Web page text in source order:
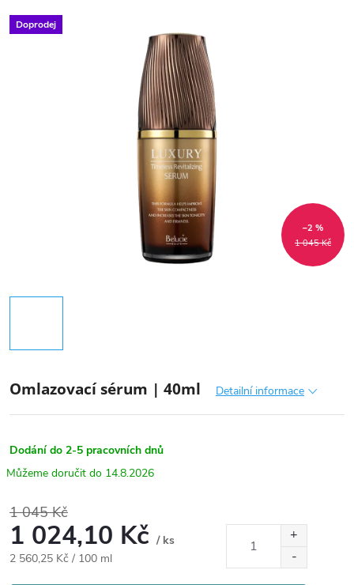
Doprodej
1 045 Kč
–2 %
Omlazovací sérum | 40ml Detailní informace
Dodání do 2-5 pracovních dnů
14.8.2026
1 045 Kč
1 024,10 Kč / ks
Měrná
2 560,25 Kč / 100 ml